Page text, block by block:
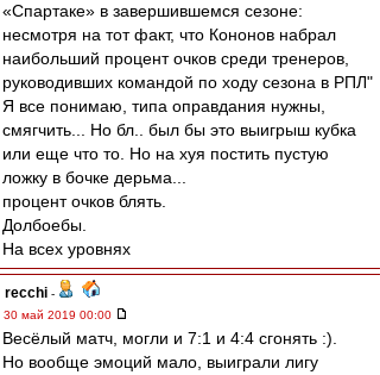
«Спартаке» в завершившемся сезоне:
несмотря на тот факт, что Кононов набрал
наибольший процент очков среди тренеров,
руководивших командой по ходу сезона в РПЛ"
Я все понимаю, типа оправдания нужны,
смягчить... Но бл.. был бы это выигрыш кубка
или еще что то. Но на хуя постить пустую
ложку в бочке дерьма...
процент очков блять.
Долбоебы.
На всех уровнях
recchi -
30 май 2019 00:00
Весёлый матч, могли и 7:1 и 4:4 сгонять :).
Но вообще эмоций мало, выиграли лигу